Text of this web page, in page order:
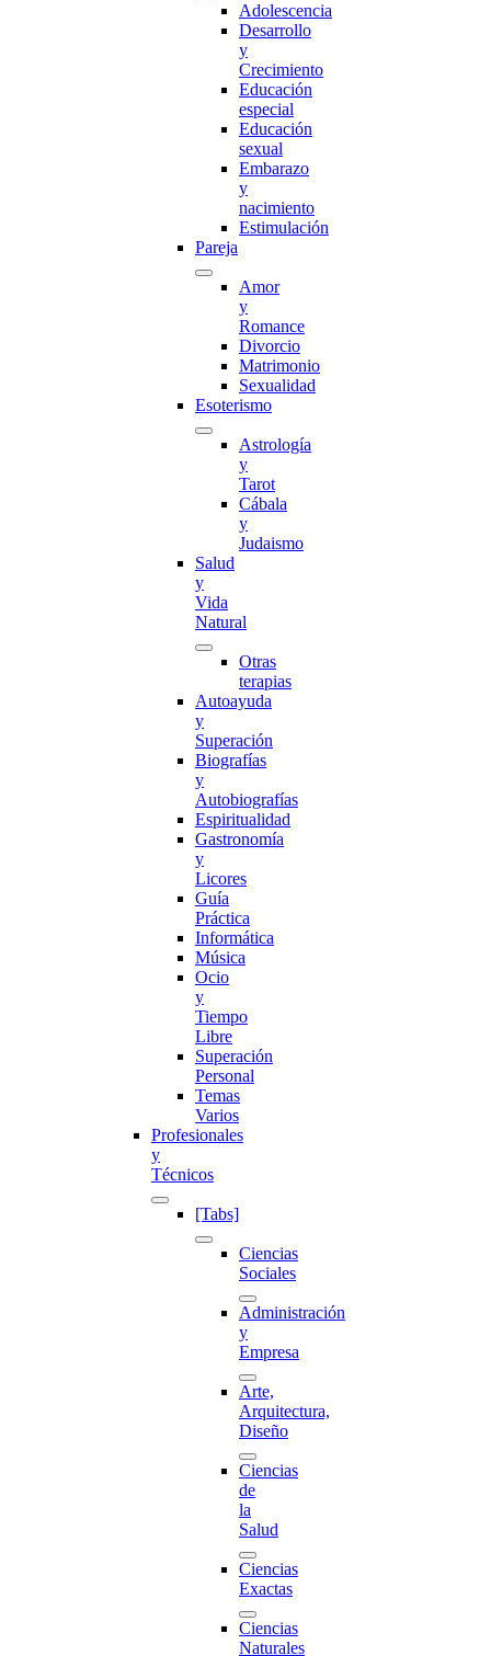
Adolescencia
Desarrollo
y
Crecimiento
Educación
especial
Educación
sexual
Embarazo
y
nacimiento
Estimulación
Pareja
Amor
y
Romance
Divorcio
Matrimonio
Sexualidad
Esoterismo
Astrología
y
Tarot
Cábala
y
Judaismo
Salud
y
Vida
Natural
Otras
terapias
Autoayuda
y
Superación
Biografías
y
Autobiografías
Espiritualidad
Gastronomía
y
Licores
Guía
Práctica
Informática
Música
Ocio
y
Tiempo
Libre
Superación
Personal
Temas
Varios
Profesionales
y
Técnicos
[Tabs]
Ciencias
Sociales
Administración
y
Empresa
Arte,
Arquitectura,
Diseño
Ciencias
de
la
Salud
Ciencias
Exactas
Ciencias
Naturales